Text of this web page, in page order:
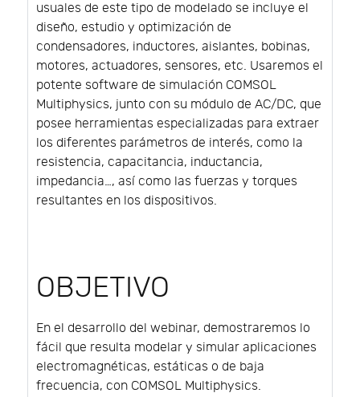
usuales de este tipo de modelado se incluye el
diseño, estudio y optimización de
condensadores, inductores, aislantes, bobinas,
motores, actuadores, sensores, etc. Usaremos el
potente software de simulación COMSOL
Multiphysics, junto con su módulo de AC/DC, que
posee herramientas especializadas para extraer
los diferentes parámetros de interés, como la
resistencia, capacitancia, inductancia,
impedancia…, así como las fuerzas y torques
resultantes en los dispositivos.
OBJETIVO
En el desarrollo del webinar, demostraremos lo
fácil que resulta modelar y simular aplicaciones
electromagnéticas, estáticas o de baja
frecuencia, con COMSOL Multiphysics.